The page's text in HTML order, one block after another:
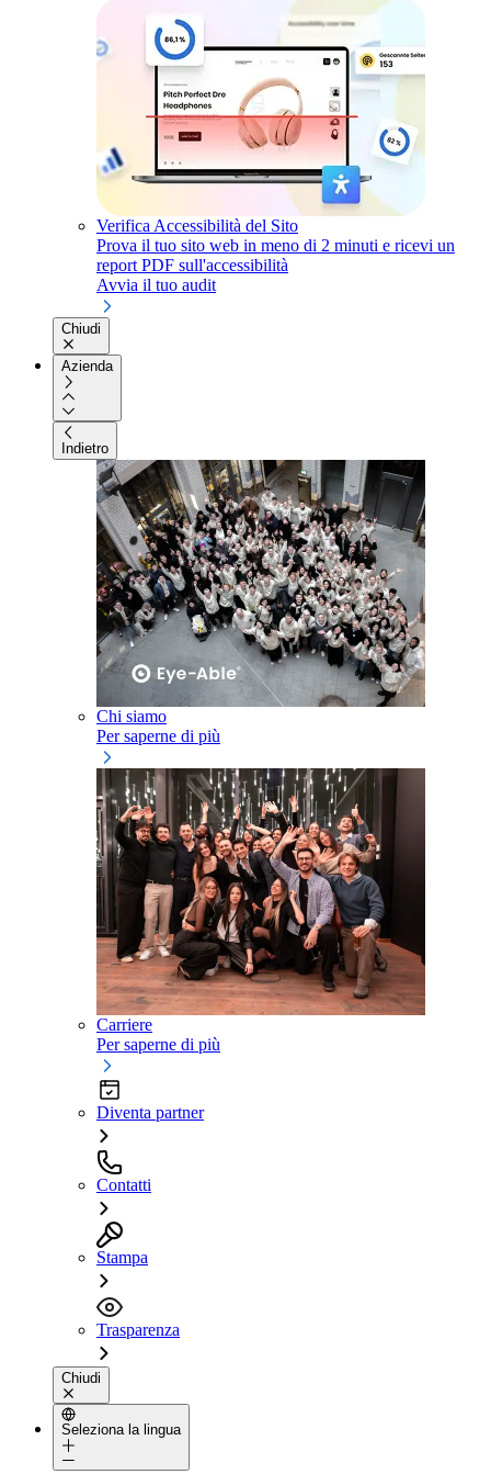
Verifica Accessibilità del Sito
Prova il tuo sito web in meno di 2 minuti e ricevi un
report PDF sull'accessibilità
Avvia il tuo audit
Chiudi
Azienda
Indietro
Chi siamo
Per saperne di più
Carriere
Per saperne di più
Diventa partner
Contatti
Stampa
Trasparenza
Chiudi
Seleziona la lingua